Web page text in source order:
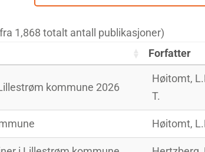
1,868 totalt antall publikasjoner)
Forfatter
kommune 2026
Høitomt,
T.
Høitomt,